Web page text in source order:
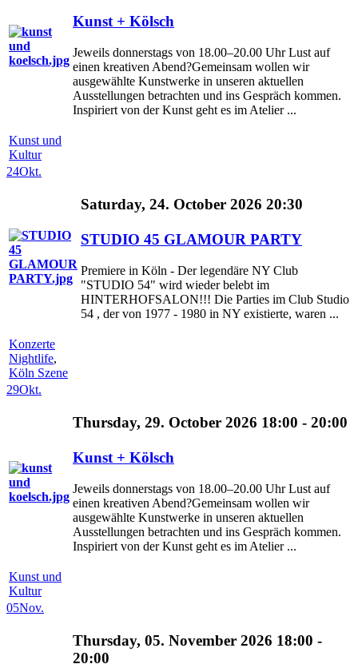
Kunst + Kölsch
Jeweils donnerstags von 18.00–20.00 Uhr Lust auf
einen kreativen Abend?Gemeinsam wollen wir
ausgewählte Kunstwerke in unseren aktuellen
Ausstellungen betrachten und ins Gespräch kommen.
Inspiriert von der Kunst geht es im Atelier ...
Kunst und
Kultur
24Okt.
Saturday, 24. October 2026 20:30
STUDIO 45 GLAMOUR PARTY
Premiere in Köln - Der legendäre NY Club
"STUDIO 54" wird wieder belebt im
HINTERHOFSALON!!! Die Parties im Club Studio
54 , der von 1977 - 1980 in NY existierte, waren ...
Konzerte
Nightlife,
Köln Szene
29Okt.
Thursday, 29. October 2026 18:00 - 20:00
Kunst + Kölsch
Jeweils donnerstags von 18.00–20.00 Uhr Lust auf
einen kreativen Abend?Gemeinsam wollen wir
ausgewählte Kunstwerke in unseren aktuellen
Ausstellungen betrachten und ins Gespräch kommen.
Inspiriert von der Kunst geht es im Atelier ...
Kunst und
Kultur
05Nov.
Thursday, 05. November 2026 18:00 -
20:00